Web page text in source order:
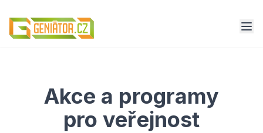
Akce a programy
pro veřejnost